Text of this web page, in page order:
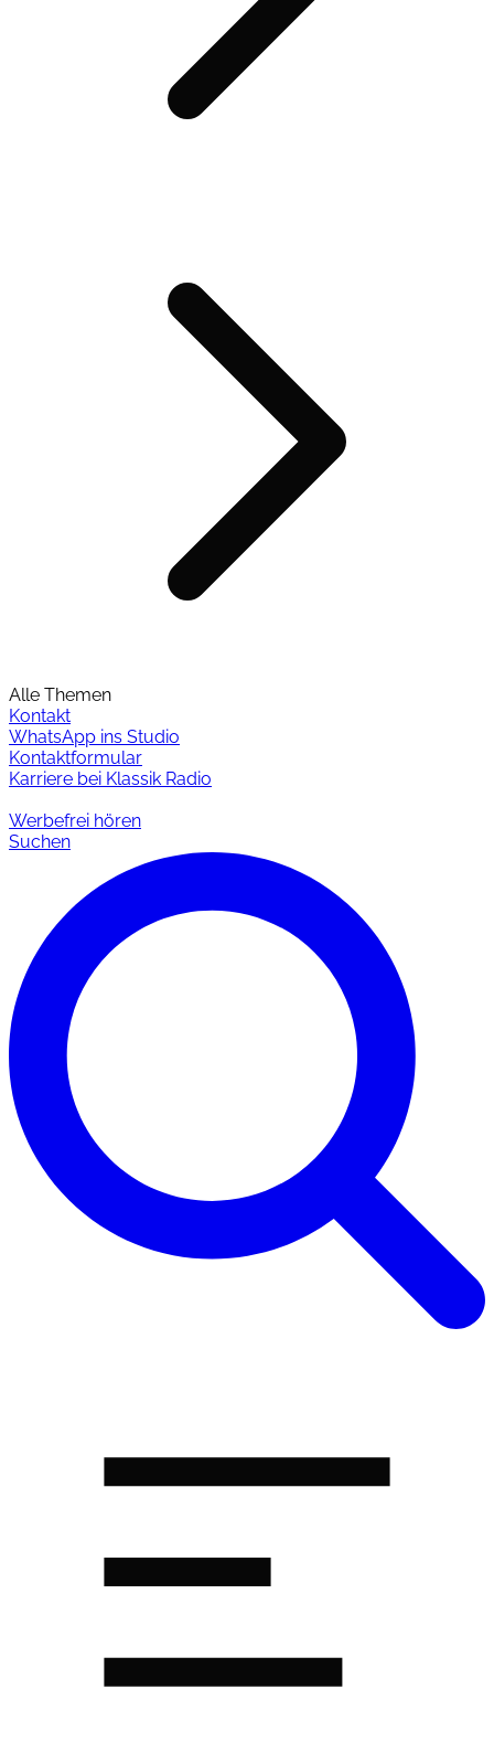
Alle Themen
Kontakt
WhatsApp ins Studio
Kontaktformular
Karriere bei Klassik Radio
Werbefrei hören
Suchen